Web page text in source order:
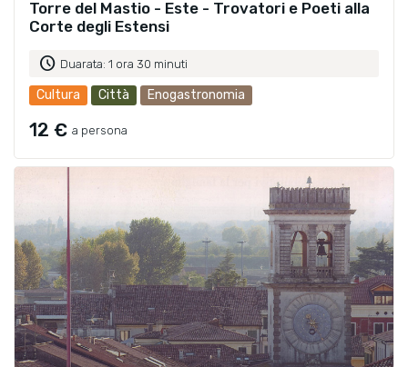
Torre del Mastio - Este - Trovatori e Poeti alla
Corte degli Estensi
schedule Duarata: 1 ora 30 minuti
Cultura Città Enogastronomia
12 € a persona